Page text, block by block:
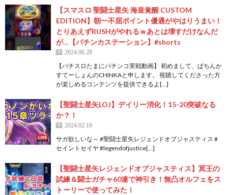
【スマスロ 聖闘士星矢 海皇覚醒 CUSTOM
EDITION】朝一不屈ポイント優遇がやはりうまい！
とりあえずRUSHがやれるｗあとは壊すだけなんだ
が…【パチンカステーション】#shorts
2024.06.28
【パチスロたまにパチンコ実戦動画】 初めまして、ぱちんか
すてーしょんのCHINKAと申します。 視聴してくださった方
が楽しめるコンテンツを提供できるよ[…]
【聖闘士星矢LOJ】デイリー消化！15-20突破なる
か？！
2024.02.19
サガ欲しいな～ #聖闘士星矢レジェンドオブジャスティス #
セイントセイヤ #legendofjustice[…]
【聖闘士星矢レジェンドオブジャスティス】冥王の
試練＆闘士ガチャ60連で神引き！無凸オルフェをス
トーリーで使ってみた！